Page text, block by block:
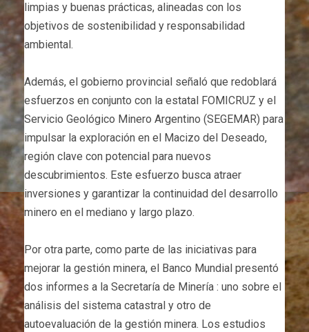
limpias y buenas prácticas, alineadas con los
objetivos de sostenibilidad y responsabilidad
ambiental.
Además, el gobierno provincial señaló que redoblará
esfuerzos en conjunto con la estatal FOMICRUZ y el
Servicio Geológico Minero Argentino (SEGEMAR) para
impulsar la exploración en el Macizo del Deseado,
región clave con potencial para nuevos
descubrimientos. Este esfuerzo busca atraer
inversiones y garantizar la continuidad del desarrollo
minero en el mediano y largo plazo.
Por otra parte, como parte de las iniciativas para
mejorar la gestión minera, el Banco Mundial presentó
dos informes a la Secretaría de Minería : uno sobre el
análisis del sistema catastral y otro de
autoevaluación de la gestión minera. Los estudios